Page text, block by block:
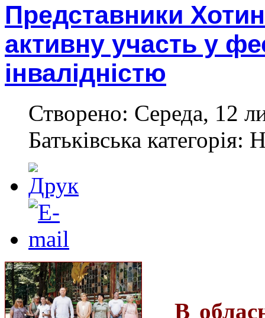
Представники
активну участь у
інвалідністю
Створено: Середа, 12
Батьківська категорія:
В